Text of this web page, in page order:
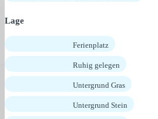
Lage
Ferienplatz
Ruhig gelegen
Untergrund Gras
Untergrund Stein